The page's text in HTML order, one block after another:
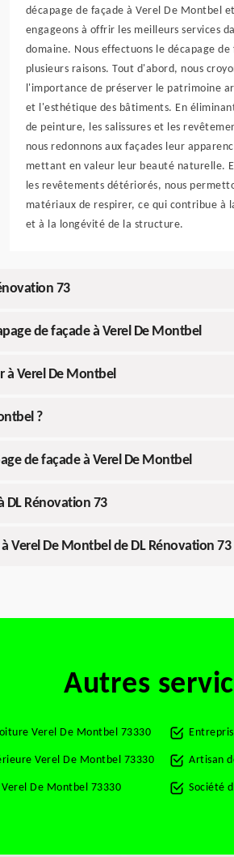
décapage de façade à Verel De Montbel
engageons à offrir les meilleurs services
domaine. Nous effectuons le décapage de
plusieurs raisons. Tout d'abord, nous
l'importance de préserver le patrimoine
et l'esthétique des bâtiments. En
de peinture, les salissures et les
nous redonnons aux façades leur
mettant en valeur leur beauté naturelle.
les revêtements détériorés, nous
matériaux de respirer, ce qui contribue à
et à la longévité de la structure.
73
de façade à Verel De Montbel
à Verel De Montbel
?
de façade à Verel De Montbel
DL Rénovation 73
Verel De Montbel de DL Rénovation 73
Autres
Verel De Montbel 73330
Verel De Montbel 73330
De Montbel 73330
Artisan
Société